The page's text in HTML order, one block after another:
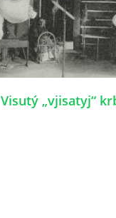
Visutý „vjisatyj“